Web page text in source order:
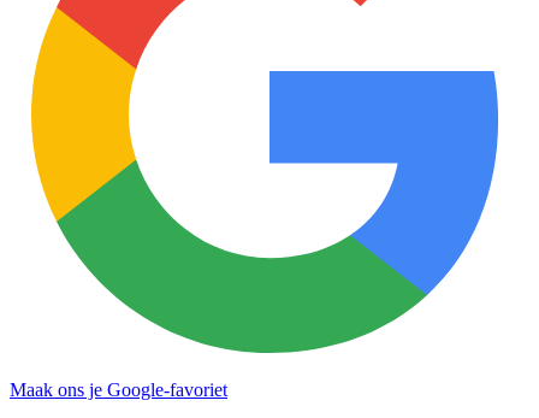
Maak ons je Google-favoriet